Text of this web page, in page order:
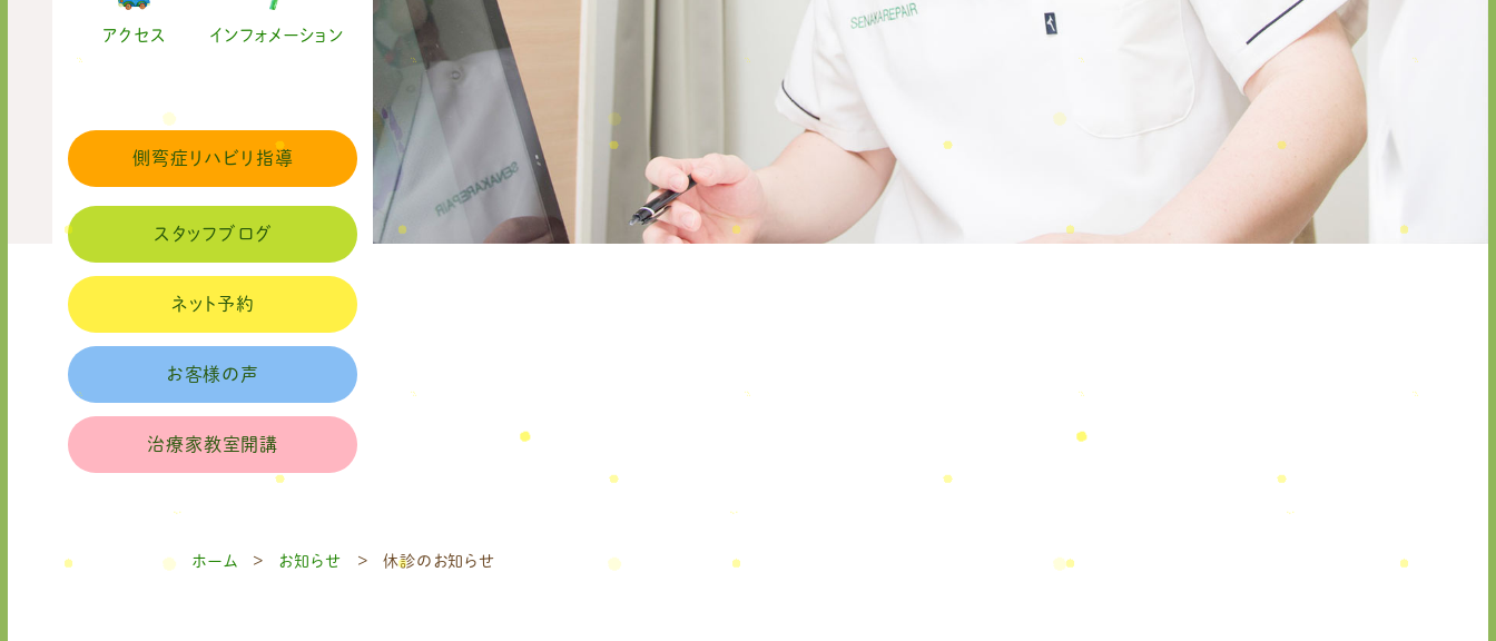
アクセス インフォメーション
側弯症リハビリ指導
スタッフブログ
ネット予約
お客様の声
治療家教室開講
ホーム お知らせ 休診のお知らせ